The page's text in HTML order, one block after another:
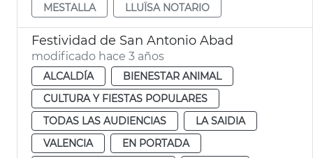
MESTALLA
LLUÏSA NOTARIO
Festividad de San Antonio Abad
modificado hace 3 años
ALCALDÍA
BIENESTAR ANIMAL
CULTURA Y FIESTAS POPULARES
TODAS LAS AUDIENCIAS
LA SAIDIA
VALENCIA
EN PORTADA